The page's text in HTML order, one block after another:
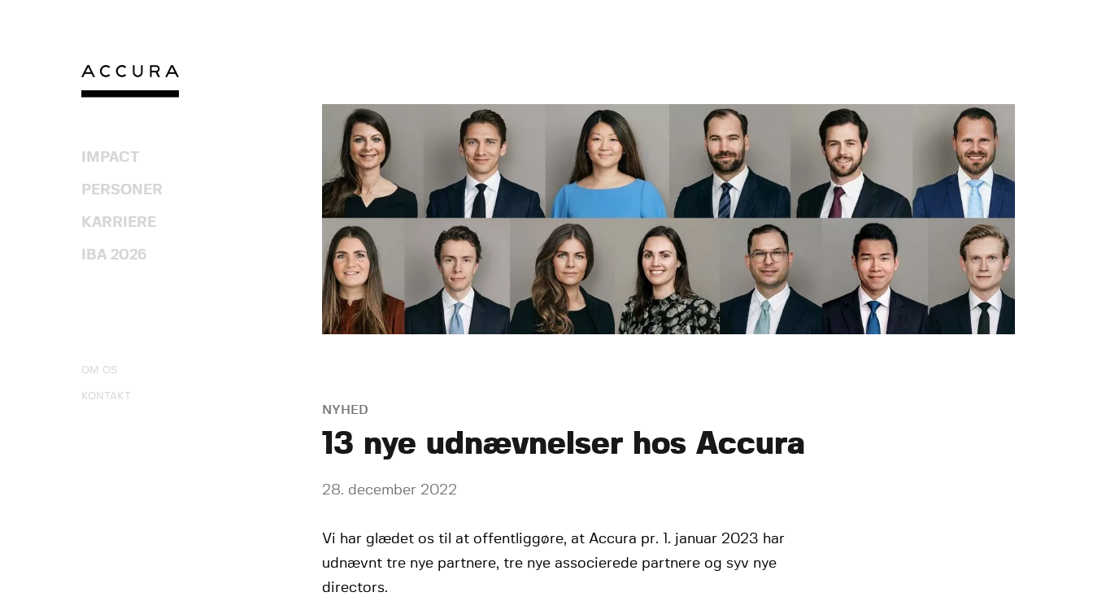
IMPACT
PERSONER
KARRIERE
IBA 2026
OM OS
KONTAKT
NYHED
13 nye udnævnelser hos Accura
28. december 2022
Vi har glædet os til at offentliggøre, at Accura pr. 1. januar 2023 har
udnævnt tre nye partnere, tre nye associerede partnere og syv nye
directors.